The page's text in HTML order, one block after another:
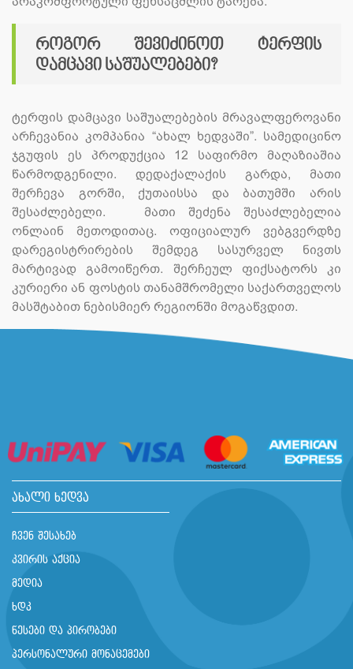
როგორ შევიძინოთ ტერფის
დამცავი საშუალებები?
ტერფის დამცავი საშუალებების მრავალფეროვანი
არჩევანია კომპანია “ახალ ხედვაში”. სამედიცინო
ჯგუფის ეს პროდუქცია 12 საფირმო მაღაზიაშია
წარმოდგენილი. დედაქალაქის გარდა, მათი
შერჩევა გორში, ქუთაისსა და ბათუმში არის
შესაძლებელი. მათი შეძენა შესაძლებელია
ონლაინ მეთოდითაც. ოფიციალურ ვებგვერდზე
დარეგისტრირების შემდეგ სასურველ ნივთს
მარტივად გამოიწერთ. შერჩეულ ფიქსატორს კი
კურიერი ან ფოსტის თანამშრომელი საქართველოს
მასშტაბით ნებისმიერ რეგიონში მოგაწვდით.
ახალი ხედვა
ჩვენ შესახებ
კვირის აქცია
მედია
ხდკ
წესები და პირობები
პერსონალური მონაცემები